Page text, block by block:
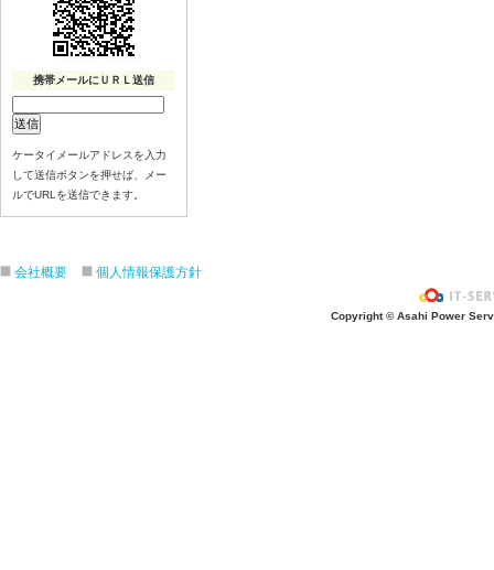
携帯メールにＵＲＬ送信
ケータイメールアドレスを入力
して送信ボタンを押せば、メー
ルでURLを送信できます。
会社概要 個人情報保護方針
Copyright © Asahi Power